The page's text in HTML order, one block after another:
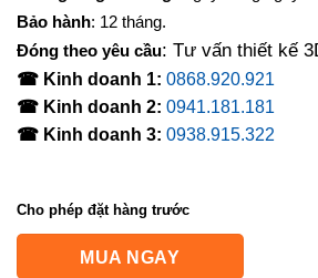
Bảo hành: 12 tháng.
Đóng theo yêu cầu: Tư vấn thiết kế
☎ Kinh doanh 1: 0868.920.921
☎ Kinh doanh 2: 0941.181.181
☎ Kinh doanh 3: 0938.915.322
Cho phép đặt hàng trước
MUA NGAY